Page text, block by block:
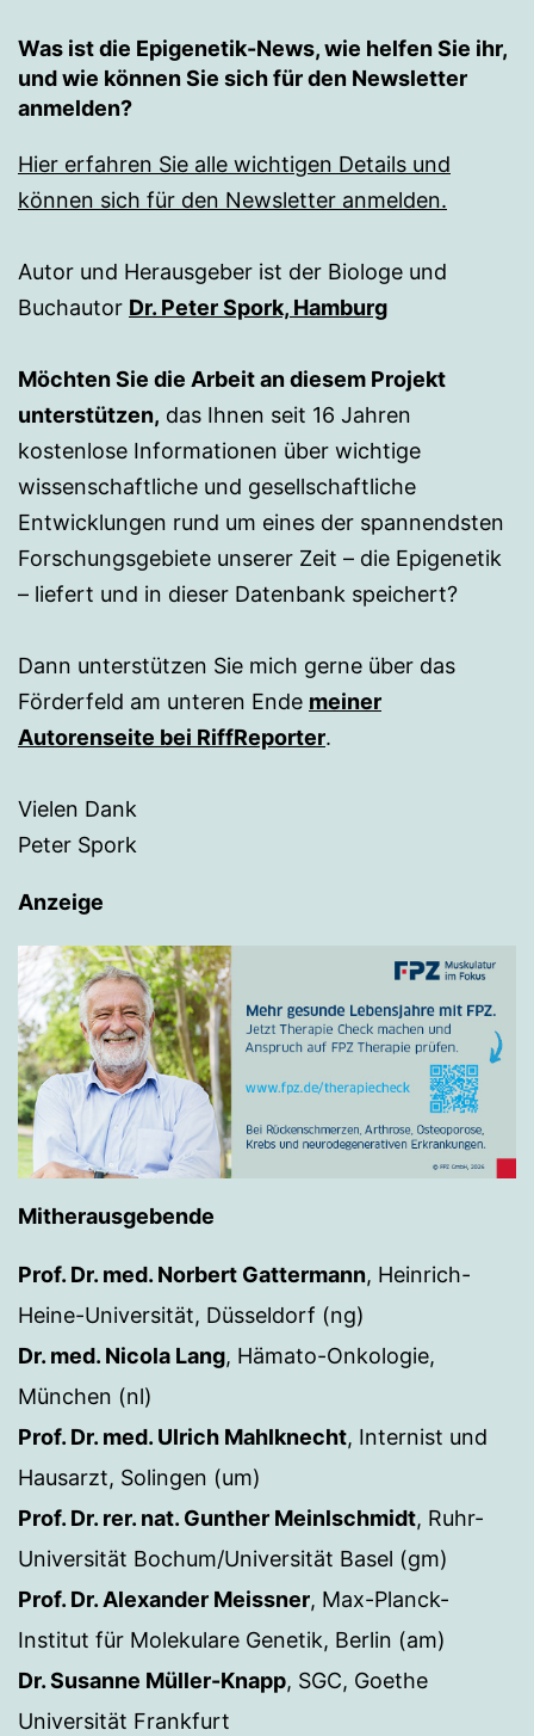
Was ist die Epigenetik-News, wie helfen Sie ihr,
und wie können Sie sich für den Newsletter
anmelden?
Hier erfahren Sie alle wichtigen Details und
können sich für den Newsletter anmelden.
Autor und Herausgeber ist der Biologe und
Buchautor Dr. Peter Spork, Hamburg
Möchten Sie die Arbeit an diesem Projekt
unterstützen, das Ihnen seit 16 Jahren
kostenlose Informationen über wichtige
wissenschaftliche und gesellschaftliche
Entwicklungen rund um eines der spannendsten
Forschungsgebiete unserer Zeit – die Epigenetik
– liefert und in dieser Datenbank speichert?
Dann unterstützen Sie mich gerne über das
Förderfeld am unteren Ende meiner
Autorenseite bei RiffReporter.
Vielen Dank
Peter Spork
Anzeige
Mitherausgebende
Prof. Dr. med. Norbert Gattermann, Heinrich-
Heine-Universität, Düsseldorf (ng)
Dr. med. Nicola Lang, Hämato-Onkologie,
München (nl)
Prof. Dr. med. Ulrich Mahlknecht, Internist und
Hausarzt, Solingen (um)
Prof. Dr. rer. nat. Gunther Meinlschmidt, Ruhr-
Universität Bochum/Universität Basel (gm)
Prof. Dr. Alexander Meissner, Max-Planck-
Institut für Molekulare Genetik, Berlin (am)
Dr. Susanne Müller-Knapp, SGC, Goethe
Universität Frankfurt